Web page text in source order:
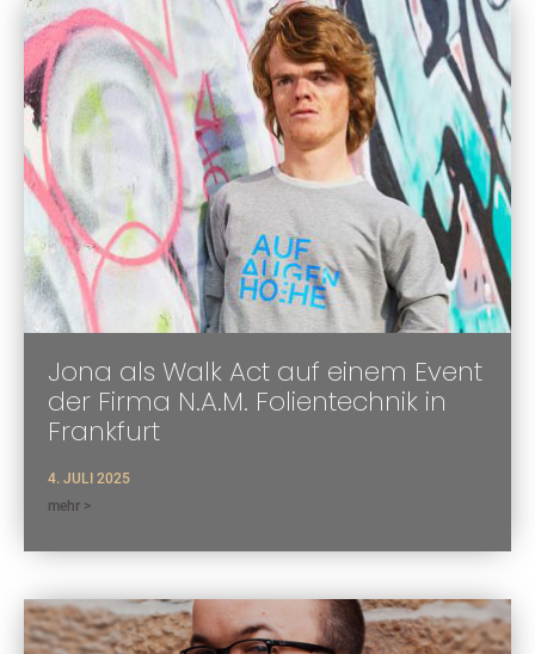
Jona als Walk Act auf einem Event
der Firma N.A.M. Folientechnik in
Frankfurt
4. JULI 2025
mehr >